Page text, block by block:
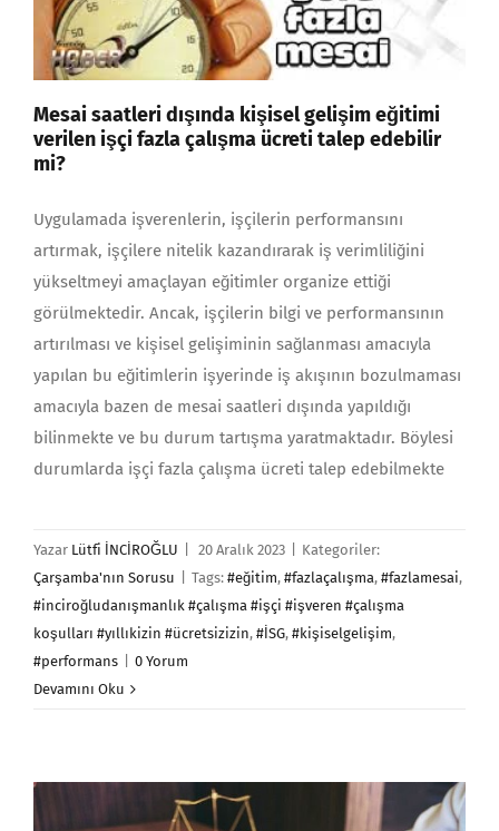
Mesai saatleri dışında kişisel gelişim eğitimi
verilen işçi fazla çalışma ücreti talep edebilir
mi?
Uygulamada işverenlerin, işçilerin performansını
artırmak, işçilere nitelik kazandırarak iş verimliliğini
yükseltmeyi amaçlayan eğitimler organize ettiği
görülmektedir. Ancak, işçilerin bilgi ve performansının
artırılması ve kişisel gelişiminin sağlanması amacıyla
yapılan bu eğitimlerin işyerinde iş akışının bozulmaması
amacıyla bazen de mesai saatleri dışında yapıldığı
bilinmekte ve bu durum tartışma yaratmaktadır. Böylesi
durumlarda işçi fazla çalışma ücreti talep edebilmekte
Yazar Lütfi İNCİROĞLU 20 Aralık 2023
Kategoriler:
Çarşamba'nın Sorusu
Tags: #eğitim, #fazlaçalışma, #fazlamesai,
#inciroğludanışmanlık #çalışma #işçi #işveren #çalışma
koşulları #yıllıkizin #ücretsizizin, #İSG, #kişiselgelişim,
#performans
0 Yorum
Devamını Oku